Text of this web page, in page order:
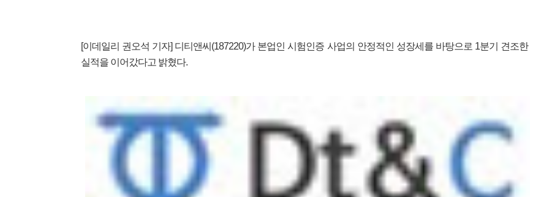
[이데일리 권오석 기자] 디티앤씨(187220)가 본업인 시험인증 사업의 안정적인 성장세를 바탕으로 1분기 견조한
실적을 이어갔다고 밝혔다.